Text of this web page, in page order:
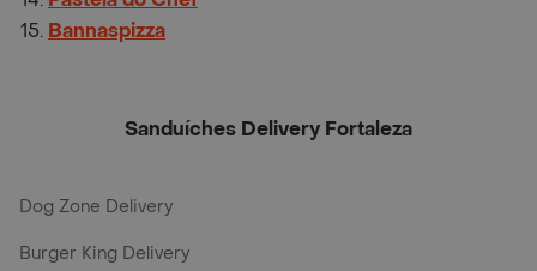
Bannaspizza
Sanduíches Delivery Fortaleza
Dog Zone Delivery
Burger Kingㅤㅤ Delivery